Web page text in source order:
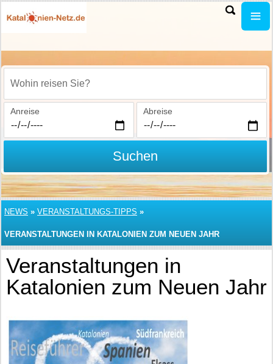
Wohin reisen Sie?
Anreise Abreise
Suchen
NEWS » VERANSTALTUNGS-TIPPS »
VERANSTALTUNGEN IN KATALONIEN ZUM NEUEN JAHR
Veranstaltungen in
Katalonien zum Neuen Jahr